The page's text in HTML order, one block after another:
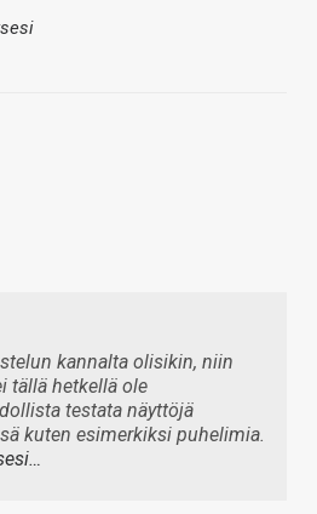
kannalta olisikin, niin
tällä hetkellä ole
testata näyttöjä
kuten esimerkiksi puhelimia.